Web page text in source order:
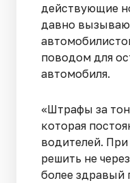
действующие
давно
поводом для
автомобиля.
«Штрафы за
которая
водителей.
решить не
более здравый